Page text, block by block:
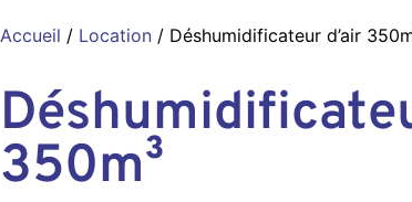
Accueil / Location / Déshumidificateur d’air
350m³